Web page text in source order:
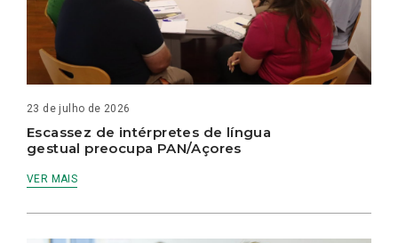
23 de julho de 2026
Escassez de intérpretes de língua
gestual preocupa PAN/Açores
VER MAIS